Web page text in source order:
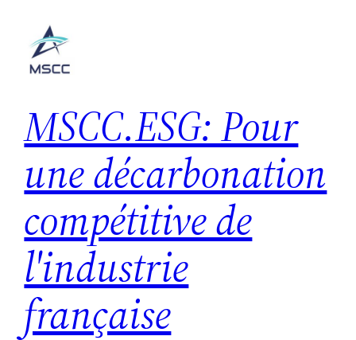
contenu
MSCC.ESG: Pour
une décarbonation
compétitive de
l'industrie
française